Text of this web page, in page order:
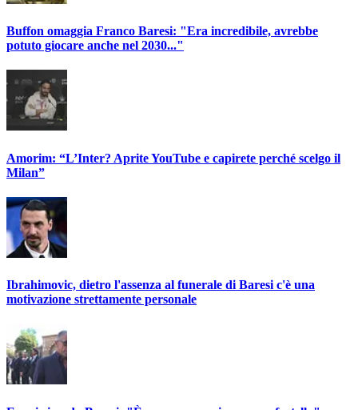
Buffon omaggia Franco Baresi: "Era incredibile, avrebbe
potuto giocare anche nel 2030..."
Amorim: “L’Inter? Aprite YouTube e capirete perché scelgo il
Milan”
Ibrahimovic, dietro l'assenza al funerale di Baresi c'è una
motivazione strettamente personale